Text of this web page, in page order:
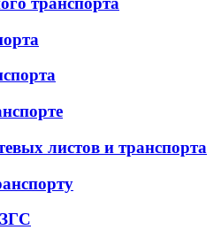
листов и транспорта